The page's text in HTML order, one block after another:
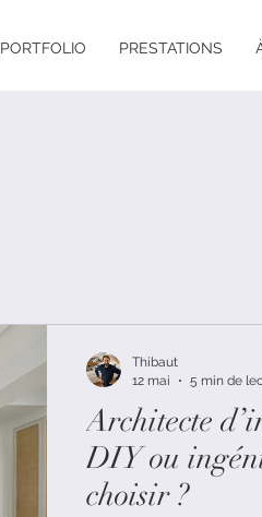
PORTFOLIO PRESTATIONS
Architecte
DIY ou
choisir ?
Thibaut
12 mai
5 min de